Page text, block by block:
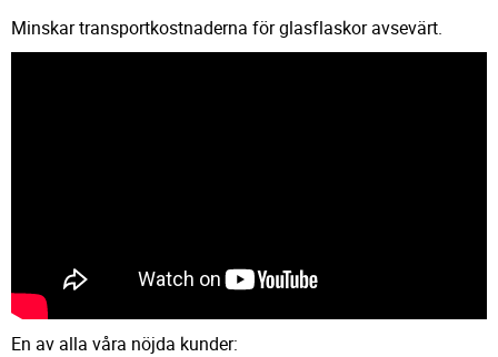
Minskar transportkostnaderna för glasflaskor avsevärt.
En av alla våra nöjda kunder: